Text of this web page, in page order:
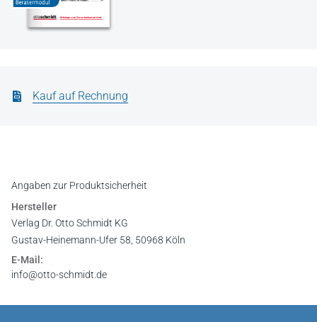
Kauf auf Rechnung
Angaben zur Produktsicherheit
Hersteller
Verlag Dr. Otto Schmidt KG
Gustav-Heinemann-Ufer 58, 50968 Köln
E-Mail:
info@otto-schmidt.de